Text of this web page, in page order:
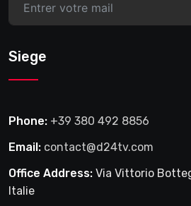
Siege
Phone: +39 380 492 8856
Email: contact@d24tv.com
Office Address: Via Vittorio
Italie